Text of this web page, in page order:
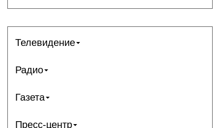
Телевидение
Радио
Газета
Пресс-центр